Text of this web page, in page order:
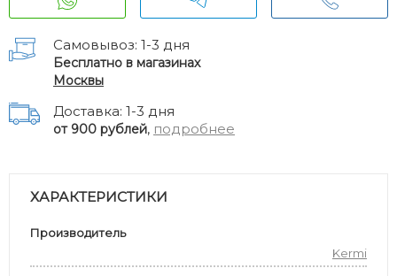
Самовывоз: 1-3 дня
Бесплатно в магазинах
Москвы
Доставка: 1-3 дня
от 900 рублей, подробнее
ХАРАКТЕРИСТИКИ
Производитель
Kermi